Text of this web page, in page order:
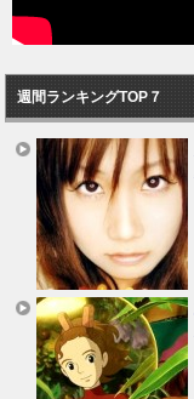
週間ランキングTOP７